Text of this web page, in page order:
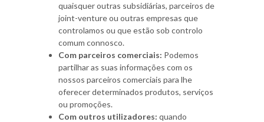
quaisquer outras subsidiárias, parceiros de
joint-venture ou outras empresas que
controlamos ou que estão sob controlo
comum connosco.
Com parceiros comerciais: Podemos
partilhar as suas informações com os
nossos parceiros comerciais para lhe
oferecer determinados produtos, serviços
ou promoções.
Com outros utilizadores: quando